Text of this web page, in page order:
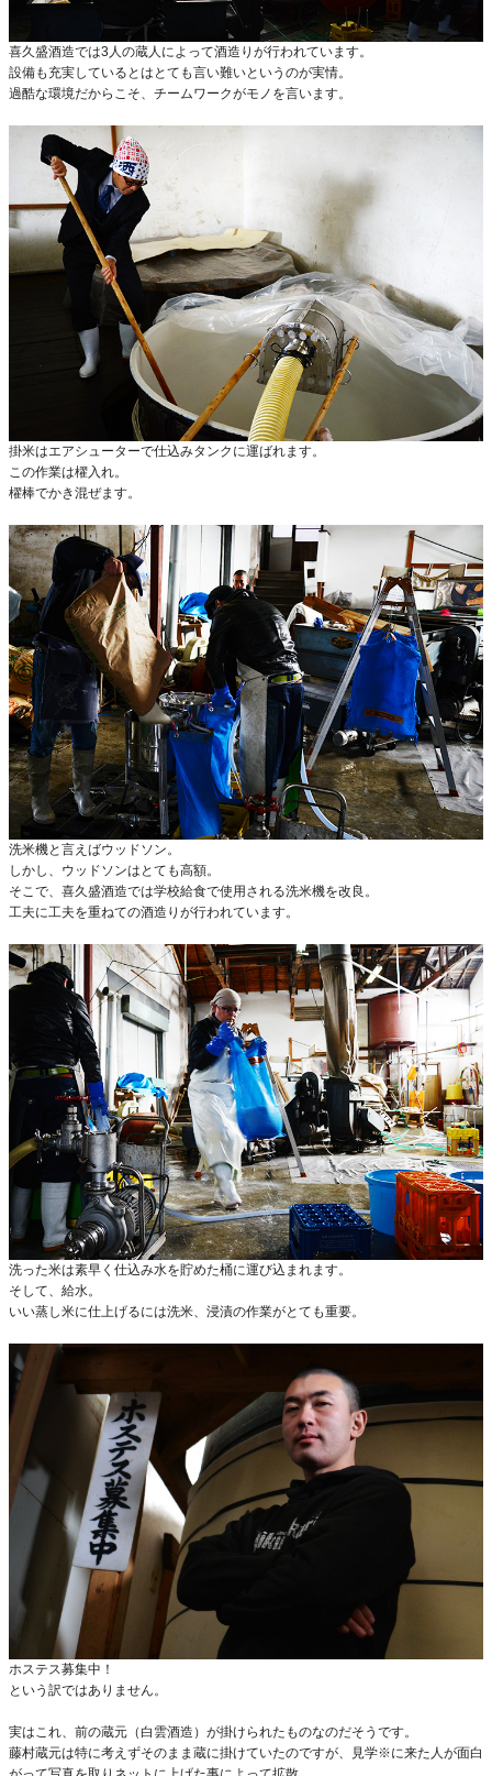
喜久盛酒造では3人の蔵人によって酒造りが行われています。
設備も充実しているとはとても言い難いというのが実情。
過酷な環境だからこそ、チームワークがモノを言います。
掛米はエアシューターで仕込みタンクに運ばれます。
この作業は櫂入れ。
櫂棒でかき混ぜます。
洗米機と言えばウッドソン。
しかし、ウッドソンはとても高額。
そこで、喜久盛酒造では学校給食で使用される洗米機を改良。
工夫に工夫を重ねての酒造りが行われています。
洗った米は素早く仕込み水を貯めた桶に運び込まれます。
そして、給水。
いい蒸し米に仕上げるには洗米、浸漬の作業がとても重要。
ホステス募集中！
という訳ではありません。
実はこれ、前の蔵元（白雲酒造）が掛けられたものなのだそうです。
藤村蔵元は特に考えずそのまま蔵に掛けていたのですが、見学※に来た人が面白